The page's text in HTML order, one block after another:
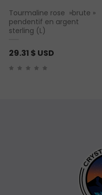
Tourmaline rose »brute »
pendentif en argent
sterling (L)
29.31 $ USD